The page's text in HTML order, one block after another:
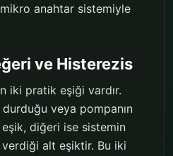
anahtar sistemiyle
ve Histerezis
iki pratik eşiği vardır.
veya pompanın
diğeri ise sistemin
alt eşiktir. Bu iki